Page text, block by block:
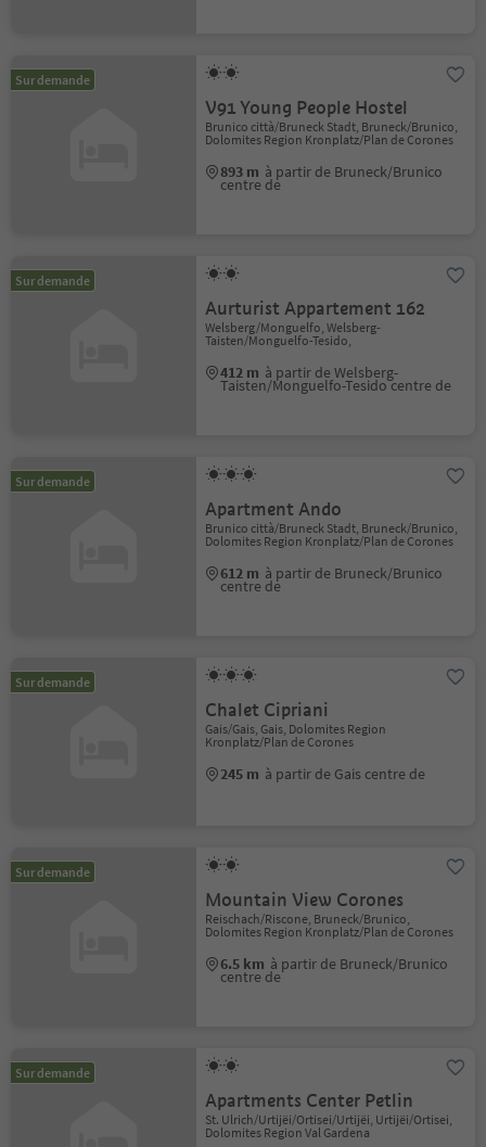
Sur demande
V91 Young People Hostel
Brunico città/Bruneck Stadt, Bruneck/Brunico,
Dolomites Region Kronplatz/Plan de Corones
893 m à partir de Bruneck/Brunico
centre de
Sur demande
Aurturist Appartement 162
Welsberg/Monguelfo, Welsberg-
Taisten/Monguelfo-Tesido,
412 m à partir de Welsberg-
Taisten/Monguelfo-Tesido centre de
Sur demande
Apartment Ando
Brunico città/Bruneck Stadt, Bruneck/Brunico,
Dolomites Region Kronplatz/Plan de Corones
612 m à partir de Bruneck/Brunico
centre de
Sur demande
Chalet Cipriani
Gais/Gais, Gais, Dolomites Region
Kronplatz/Plan de Corones
245 m à partir de Gais centre de
Sur demande
Mountain View Corones
Reischach/Riscone, Bruneck/Brunico,
Dolomites Region Kronplatz/Plan de Corones
6.5 km à partir de Bruneck/Brunico
centre de
Sur demande
Apartments Center Petlin
St. Ulrich/Urtijëi/Ortisei/Urtijëi, Urtijëi/Ortisei,
Dolomites Region Val Gardena